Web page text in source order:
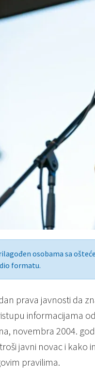
osobama sa
formatu.
prava javnosti da
informacijama
novembra 2004.
javni novac i kako
pravilima.